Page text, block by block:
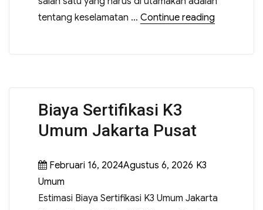
tentang keselamatan … Continue reading
Biaya Sertifikasi K3
Umum Jakarta Pusat
Februari 16, 2024Agustus 6, 2026 K3
Umum
Estimasi Biaya Sertifikasi K3 Umum Jakarta